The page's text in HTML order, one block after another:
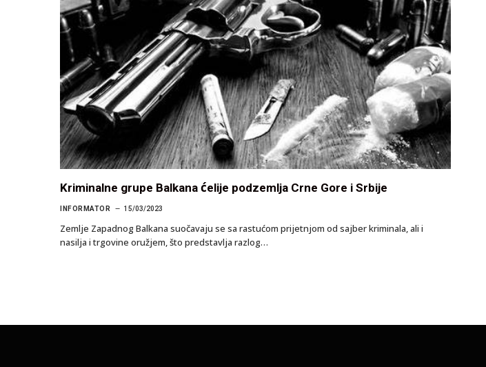
Kriminalne grupe Balkana ćelije podzemlja Crne Gore i Srbije
INFORMATOR 15/03/2023
Zemlje Zapadnog Balkana suočavaju se sa rastućom prijetnjom od sajber kriminala, ali i
nasilja i trgovine oružjem, što predstavlja razlog…